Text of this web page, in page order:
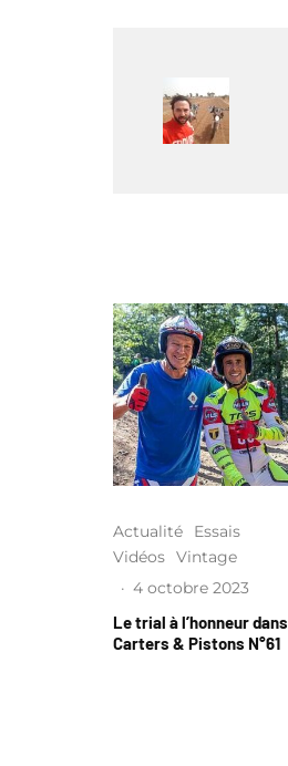
Actualité
Essais
Vidéos Vintage
· 4 octobre 2023
Le trial à l’honneur dans
Carters & Pistons N°61